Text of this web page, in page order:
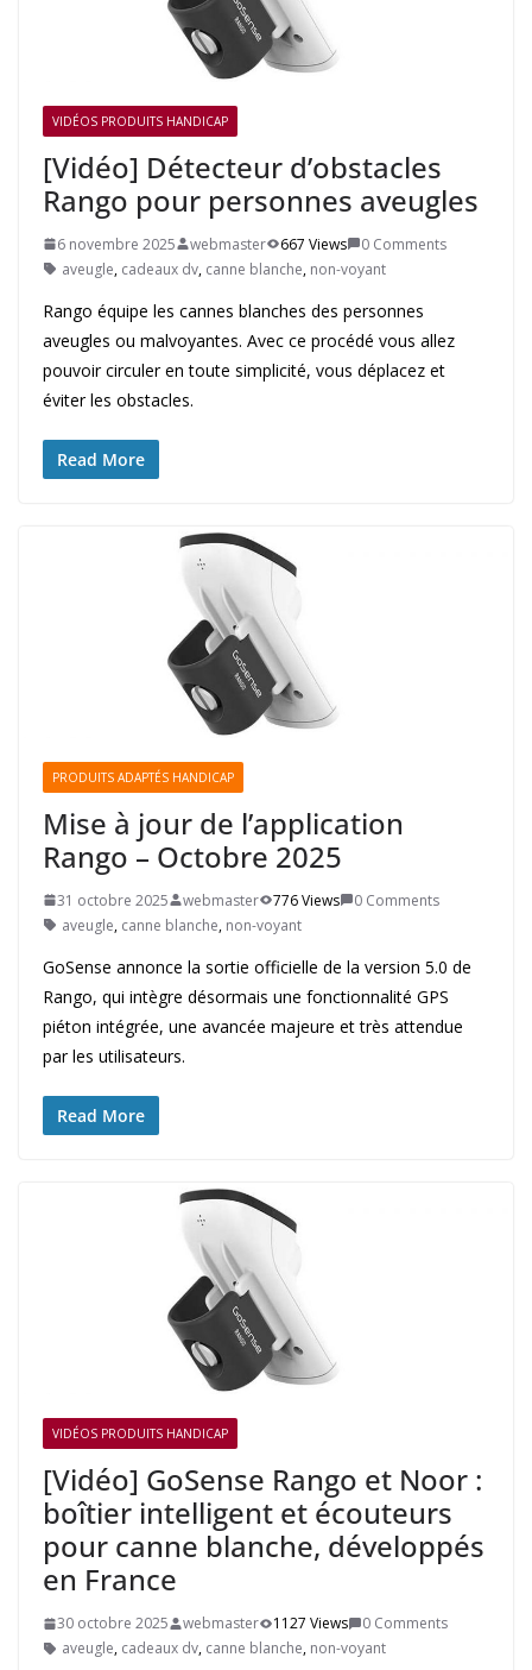
VIDÉOS PRODUITS HANDICAP
[Vidéo] Détecteur d’obstacles
Rango pour personnes aveugles
6 novembre 2025 webmaster 667 Views
0 Comments
aveugle, cadeaux dv, canne blanche, non-voyant
Rango équipe les cannes blanches des personnes
aveugles ou malvoyantes. Avec ce procédé vous allez
pouvoir circuler en toute simplicité, vous déplacez et
éviter les obstacles.
Read More
PRODUITS ADAPTÉS HANDICAP
Mise à jour de l’application
Rango – Octobre 2025
31 octobre 2025 webmaster 776 Views
0 Comments
aveugle, canne blanche, non-voyant
GoSense annonce la sortie officielle de la version 5.0 de
Rango, qui intègre désormais une fonctionnalité GPS
piéton intégrée, une avancée majeure et très attendue
par les utilisateurs.
Read More
VIDÉOS PRODUITS HANDICAP
[Vidéo] GoSense Rango et Noor :
boîtier intelligent et écouteurs
pour canne blanche, développés
en France
30 octobre 2025 webmaster 1127 Views
0 Comments
aveugle, cadeaux dv, canne blanche, non-voyant